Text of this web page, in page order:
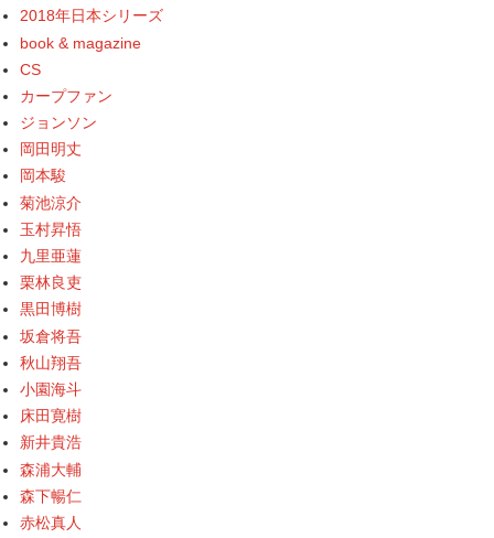
2018年日本シリーズ
book & magazine
CS
カープファン
ジョンソン
岡田明丈
岡本駿
菊池涼介
玉村昇悟
九里亜蓮
栗林良吏
黒田博樹
坂倉将吾
秋山翔吾
小園海斗
床田寛樹
新井貴浩
森浦大輔
森下暢仁
赤松真人